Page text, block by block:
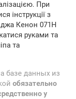
При
інструкції з
Кенон 071H
руками та
та
базе данных из
обязательно
у